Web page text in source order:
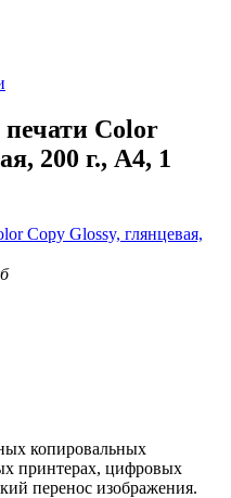
печати Color
200 г., А4, 1
копировальных
принтерах, цифровых
перенос изображения.